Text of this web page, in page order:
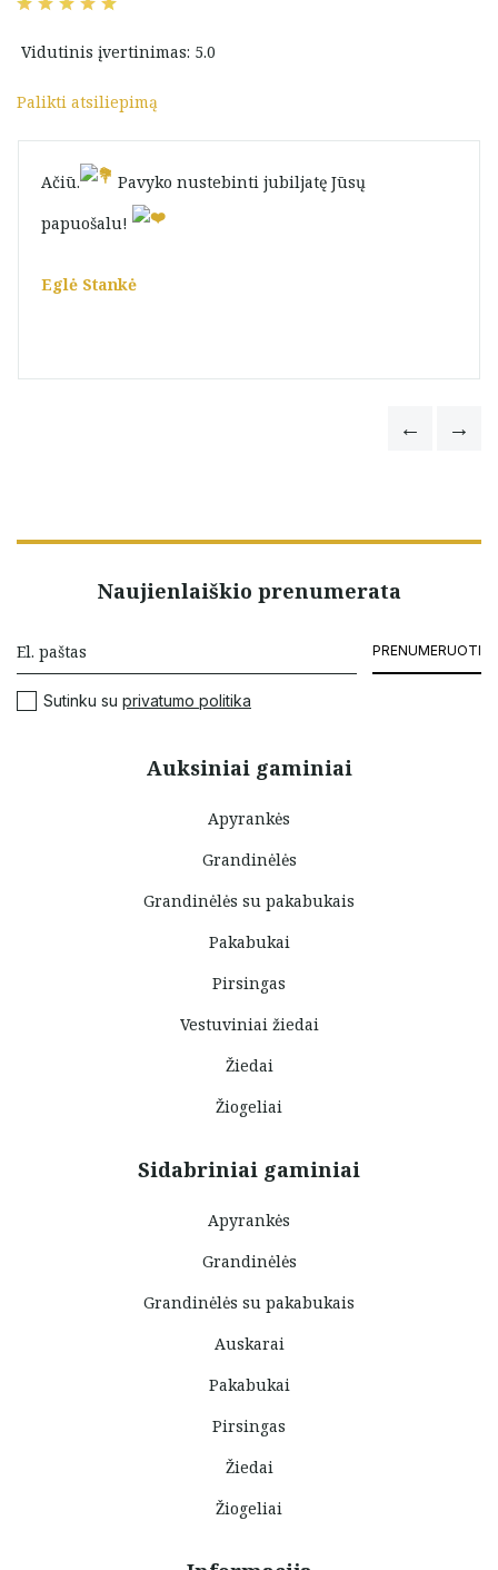
Vidutinis įvertinimas: 5.0
Palikti atsiliepimą
Ačiū.
Pavyko nustebinti jubiljatę Jūsų
papuošalu!
Eglė Stankė
Auksiniai gaminiai
Apyrankės
Grandinėlės
Grandinėlės su pakabukais
Pakabukai
Pirsingas
Vestuviniai žiedai
Žiedai
Žiogeliai
Sidabriniai gaminiai
Apyrankės
Grandinėlės
Grandinėlės su pakabukais
Auskarai
Pakabukai
Pirsingas
Žiedai
Žiogeliai
Naujienlaiškio prenumerata
PRENUMERUOTI
Sutinku su privatumo politika